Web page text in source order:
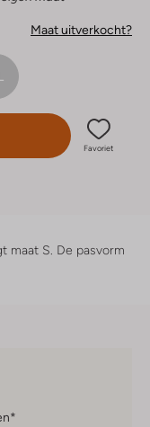
Maat uitverkocht?
Favoriet
maat S. De pasvorm